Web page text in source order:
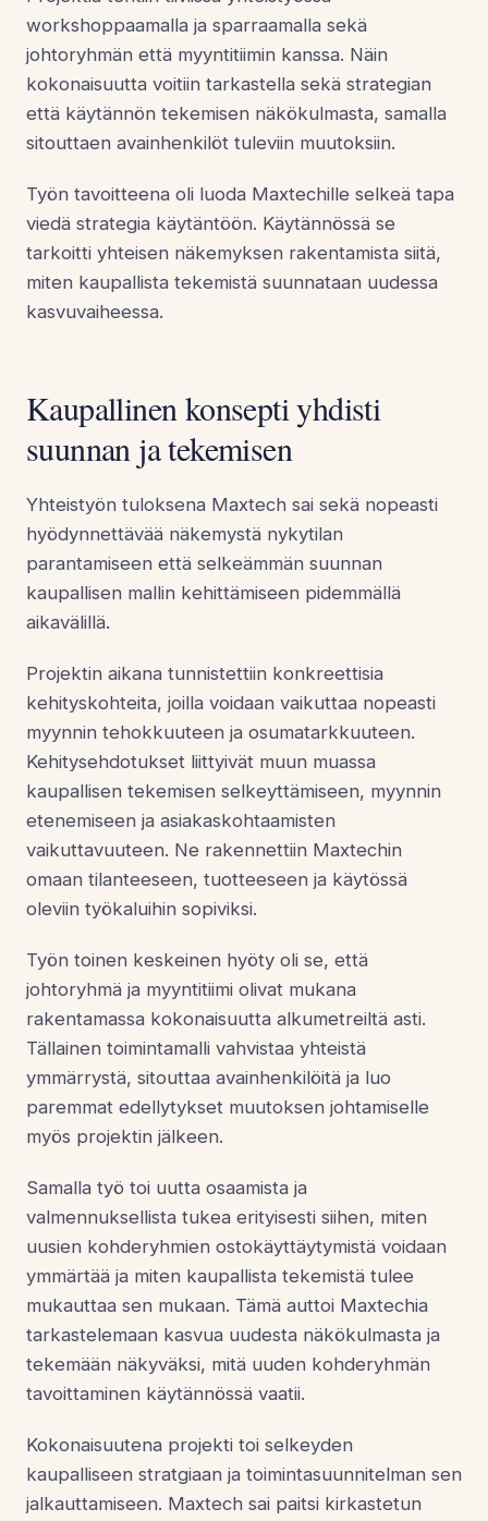
workshoppaamalla ja sparraamalla sekä
johtoryhmän että myyntitiimin kanssa. Näin
kokonaisuutta voitiin tarkastella sekä strategian
että käytännön tekemisen näkökulmasta, samalla
sitouttaen avainhenkilöt tuleviin muutoksiin.
Työn tavoitteena oli luoda Maxtechille selkeä tapa
viedä strategia käytäntöön. Käytännössä se
tarkoitti yhteisen näkemyksen rakentamista siitä,
miten kaupallista tekemistä suunnataan uudessa
kasvuvaiheessa.
Kaupallinen konsepti yhdisti
suunnan ja tekemisen
Yhteistyön tuloksena Maxtech sai sekä nopeasti
hyödynnettävää näkemystä nykytilan
parantamiseen että selkeämmän suunnan
kaupallisen mallin kehittämiseen pidemmällä
aikavälillä.
Projektin aikana tunnistettiin konkreettisia
kehityskohteita, joilla voidaan vaikuttaa nopeasti
myynnin tehokkuuteen ja osumatarkkuuteen.
Kehitysehdotukset liittyivät muun muassa
kaupallisen tekemisen selkeyttämiseen, myynnin
etenemiseen ja asiakaskohtaamisten
vaikuttavuuteen. Ne rakennettiin Maxtechin
omaan tilanteeseen, tuotteeseen ja käytössä
oleviin työkaluihin sopiviksi.
Työn toinen keskeinen hyöty oli se, että
johtoryhmä ja myyntitiimi olivat mukana
rakentamassa kokonaisuutta alkumetreiltä asti.
Tällainen toimintamalli vahvistaa yhteistä
ymmärrystä, sitouttaa avainhenkilöitä ja luo
paremmat edellytykset muutoksen johtamiselle
myös projektin jälkeen.
Samalla työ toi uutta osaamista ja
valmennuksellista tukea erityisesti siihen, miten
uusien kohderyhmien ostokäyttäytymistä voidaan
ymmärtää ja miten kaupallista tekemistä tulee
mukauttaa sen mukaan. Tämä auttoi Maxtechia
tarkastelemaan kasvua uudesta näkökulmasta ja
tekemään näkyväksi, mitä uuden kohderyhmän
tavoittaminen käytännössä vaatii.
Kokonaisuutena projekti toi selkeyden
kaupalliseen stratgiaan ja toimintasuunnitelman sen
jalkauttamiseen. Maxtech sai paitsi kirkastetun